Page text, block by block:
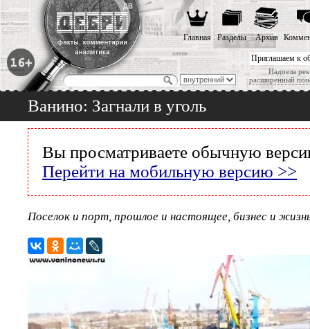
Приглашаем к
Надоела
расширенный
Главная Разделы Архив
Ванино: Загнали в уголь
Вы просматриваете обычную
Перейти на мобильную версию >>
Поселок и порт, прошлое и настоящее, бизнес и